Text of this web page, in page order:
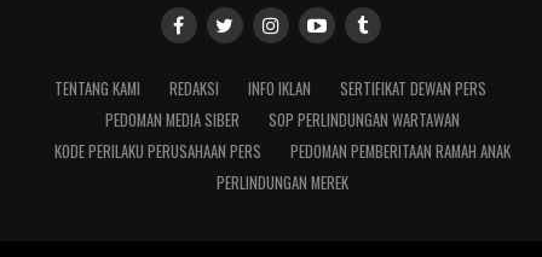
TENTANG KAMI REDAKSI INFO IKLAN
SERTIFIKAT DEWAN PERS
PEDOMAN MEDIA SIBER
SOP PERLINDUNGAN WARTAWAN
KODE PERILAKU PERUSAHAAN PERS
PEDOMAN PEMBERITAAN RAMAH ANAK
PERLINDUNGAN MEREK